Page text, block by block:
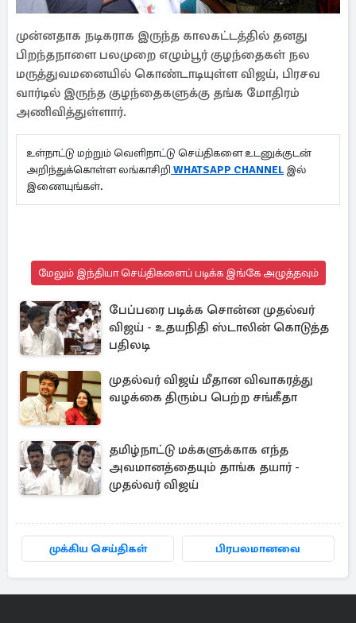
முன்னதாக நடிகராக இருந்த காலகட்டத்தில் தனது
பிறந்தநாளை பலமுறை எழும்பூர் குழந்தைகள் நல
மருத்துவமனையில் கொண்டாடியுள்ள விஜய், பிரசவ
வார்டில் இருந்த குழந்தைகளுக்கு தங்க மோதிரம்
அணிவித்துள்ளார்.
உள்நாட்டு மற்றும் வெளிநாட்டு செய்திகளை உடனுக்குடன்
அறிந்துக்கொள்ள லங்காசிறி WHATSAPP CHANNEL இல்
இணையுங்கள்.
மேலும் இந்தியா செய்திகளைப் படிக்க இங்கே அழுத்தவும்
பேப்பரை படிக்க சொன்ன முதல்வர்
விஜய் - உதயநிதி ஸ்டாலின் கொடுத்த
பதிலடி
முதல்வர் விஜய் மீதான விவாகரத்து
வழக்கை திரும்ப பெற்ற சங்கீதா
தமிழ்நாட்டு மக்களுக்காக எந்த
அவமானத்தையும் தாங்க தயார் -
முதல்வர் விஜய்
முக்கிய செய்திகள் பிரபலமானவை